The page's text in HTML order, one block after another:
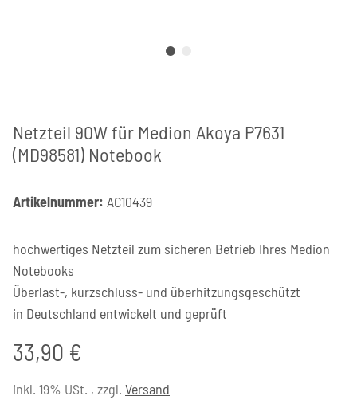
Netzteil 90W für Medion Akoya P7631
(MD98581) Notebook
Artikelnummer: AC10439
hochwertiges Netzteil zum sicheren Betrieb Ihres Medion
Notebooks
Überlast-, kurzschluss- und überhitzungsgeschützt
in Deutschland entwickelt und geprüft
33,90 €
inkl. 19% USt. , zzgl. Versand